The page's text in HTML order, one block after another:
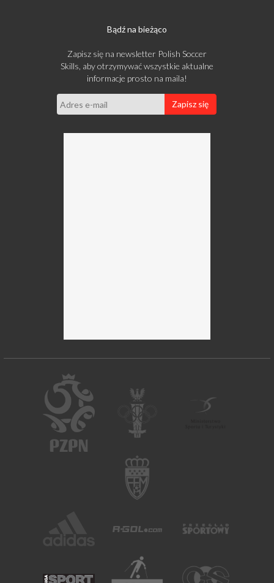
Bądź na bieżąco
Zapisz się na newsletter Polish Soccer
Skills, aby otrzymywać wszystkie aktualne
informacje prosto na maila!
Zapisz się